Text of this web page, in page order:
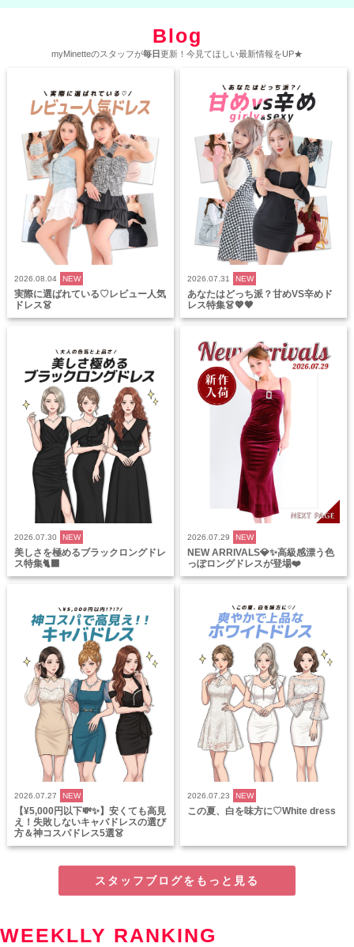
Blog
myMinetteのスタッフが毎日更新！今見てほしい最新情報をUP★
2026.08.04 NEW
実際に選ばれている♡レビュー人気
ドレス👗
2026.07.31 NEW
あなたはどっち派？甘めVS辛めド
レス特集👗💖🖤
2026.07.30 NEW
美しさを極めるブラックロングドレ
ス特集🐈‍⬛
2026.07.29 NEW
NEW ARRIVALS💎✨高級感漂う色
っぽロングドレスが登場❤️
2026.07.27 NEW
【¥5,000円以下💸✨】安くても高見
え！失敗しないキャバドレスの選び
方＆神コスパドレス5選👗
2026.07.23 NEW
この夏、白を味方に♡White dress
スタッフブログをもっと見る
WEEKLLY RANKING